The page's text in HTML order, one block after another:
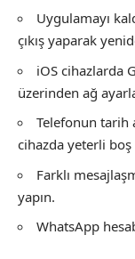
Uygulamayı
çıkış yaparak
iOS cihazlarda
üzerinden ağ
Telefonun tarih
cihazda yeterli
Farklı
yapın.
WhatsApp